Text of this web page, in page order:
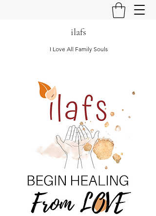
ilafs
I Love All Family Souls